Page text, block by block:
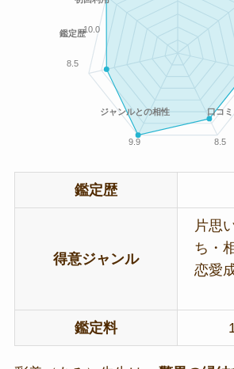
口コミ
8.5
ジャンルとの相性
9.9
鑑定歴
8.5
10.0
鑑定歴
得意ジャンル
片思
ち・
恋愛
鑑定料